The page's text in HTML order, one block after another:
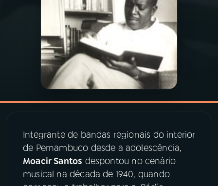
PROGRAMAS
PODCASTS
VIDEOCASTS
08 PRÊMIO RÁDIO MEC
Integrante de bandas regionais do interior
de Pernambuco desde a adolescência,
Moacir Santos despontou no cenário
musical na década de 1940, quando